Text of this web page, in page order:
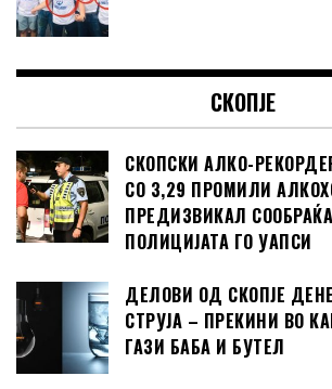
СКОПЈЕ
СКОПСКИ АЛКО-
СО 3,29 ПРОМИЛИ
ПРЕДИЗВИКАЛ
ПОЛИЦИЈАТА ГО УАПСИ
ДЕЛОВИ ОД СКОПЈЕ
СТРУЈА – ПРЕКИНИ ВО
ГАЗИ БАБА И БУТЕЛ